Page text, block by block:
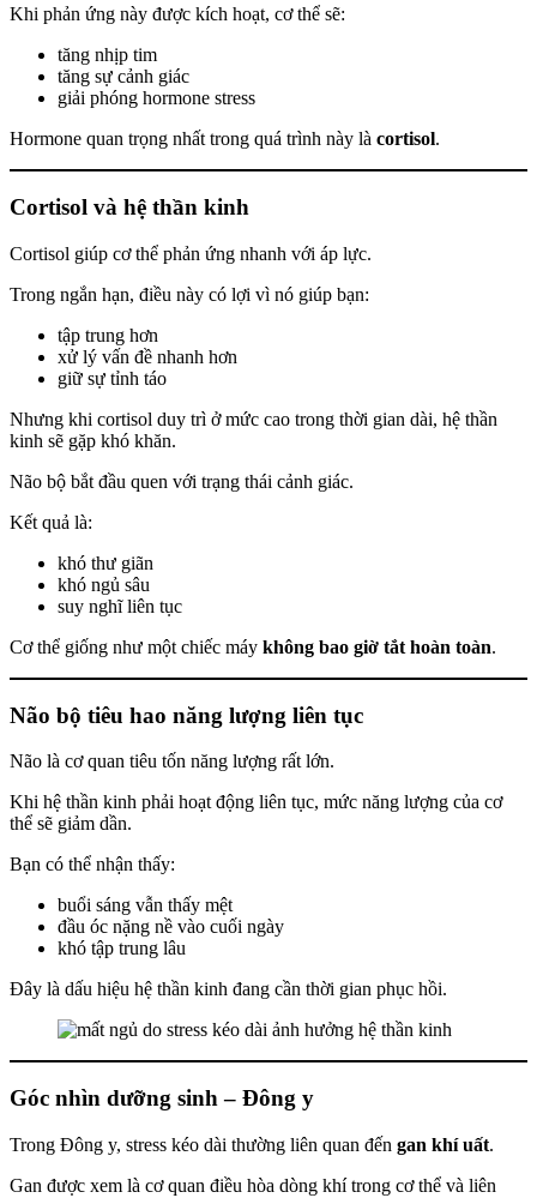
Khi phản ứng này được kích hoạt, cơ thể sẽ:
tăng nhịp tim
tăng sự cảnh giác
giải phóng hormone stress
Hormone quan trọng nhất trong quá trình này là cortisol.
Cortisol và hệ thần kinh
Cortisol giúp cơ thể phản ứng nhanh với áp lực.
Trong ngắn hạn, điều này có lợi vì nó giúp bạn:
tập trung hơn
xử lý vấn đề nhanh hơn
giữ sự tỉnh táo
Nhưng khi cortisol duy trì ở mức cao trong thời gian dài, hệ thần
kinh sẽ gặp khó khăn.
Não bộ bắt đầu quen với trạng thái cảnh giác.
Kết quả là:
khó thư giãn
khó ngủ sâu
suy nghĩ liên tục
Cơ thể giống như một chiếc máy không bao giờ tắt hoàn toàn.
Não bộ tiêu hao năng lượng liên tục
Não là cơ quan tiêu tốn năng lượng rất lớn.
Khi hệ thần kinh phải hoạt động liên tục, mức năng lượng của cơ
thể sẽ giảm dần.
Bạn có thể nhận thấy:
buổi sáng vẫn thấy mệt
đầu óc nặng nề vào cuối ngày
khó tập trung lâu
Đây là dấu hiệu hệ thần kinh đang cần thời gian phục hồi.
Góc nhìn dưỡng sinh – Đông y
Trong Đông y, stress kéo dài thường liên quan đến gan khí uất.
Gan được xem là cơ quan điều hòa dòng khí trong cơ thể và liên